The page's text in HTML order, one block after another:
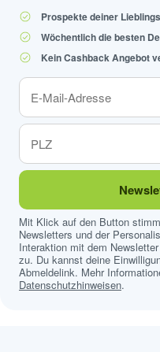
Prospekte deiner
Wöchentlich die besten
Kein Cashback Angebot
Mit Klick auf den Button
Newsletters und der
Interaktion mit dem
zu. Du kannst deine
Abmeldelink. Mehr
Datenschutzhinweisen.